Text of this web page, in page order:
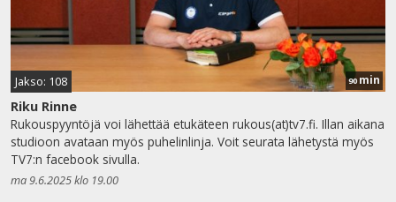
Jakso: 108 90 min
Riku Rinne
Rukouspyyntöjä voi lähettää etukäteen rukous(at)tv7.fi. Illan aikana
studioon avataan myös puhelinlinja. Voit seurata lähetystä myös
TV7:n facebook sivulla.
ma 9.6.2025 klo 19.00